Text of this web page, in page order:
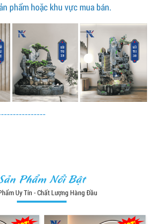
phẩm hoặc khu vực mua bán.
Phẩm Nổi Bật
Uy Tín - Chất Lượng Hàng Đầu